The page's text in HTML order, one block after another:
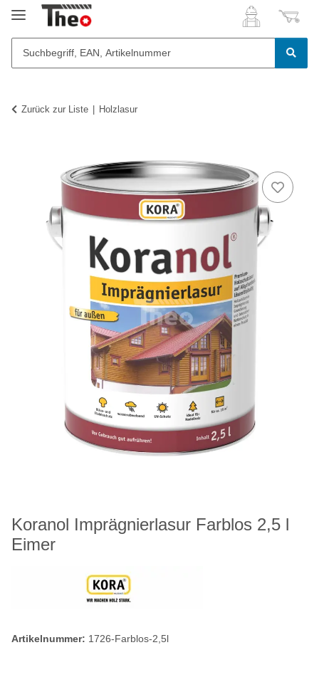
Zurück zur Liste Holzlasur
Koranol Imprägnierlasur Farblos 2,5 l
Eimer
Artikelnummer: 1726-Farblos-2,5l